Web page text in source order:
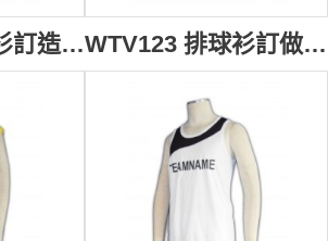
WTR124 長跑衫訂造 長跑衫製作 白色 WTV123 排球衫訂做 排球衫印字 學界 波衫鋪 波衫 女 球隊波衫 波衫印字 黑色